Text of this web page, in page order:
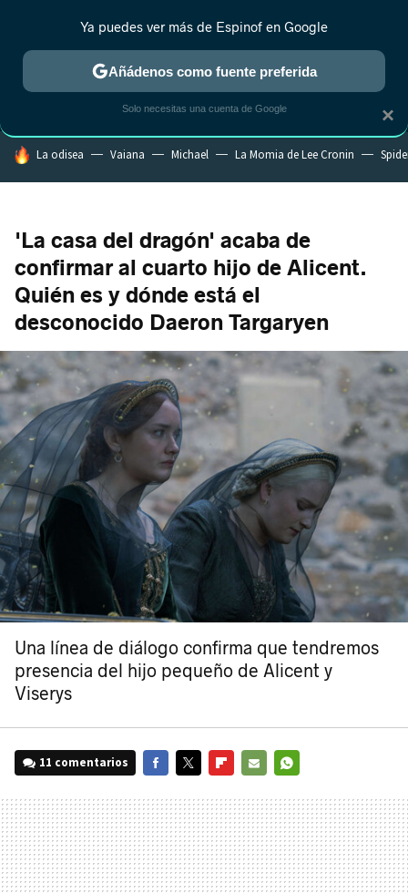
MENÚ NUEVO
ESTRENOS REALITY ANIME RANKINGS CINE
HOY SE HABLA DE
La odisea Vaiana Michael La Momia de Lee Cronin
'La casa del dragón' acaba de
confirmar al cuarto hijo de Alicent.
Quién es y dónde está el
desconocido Daeron Targaryen
Una línea de diálogo confirma que tendremos
presencia del hijo pequeño de Alicent y
Viserys
11 comentarios
MAIL
×
Ya puedes ver más de Espinof en Google
Añádenos como fuente preferida
Solo necesitas una cuenta de Google